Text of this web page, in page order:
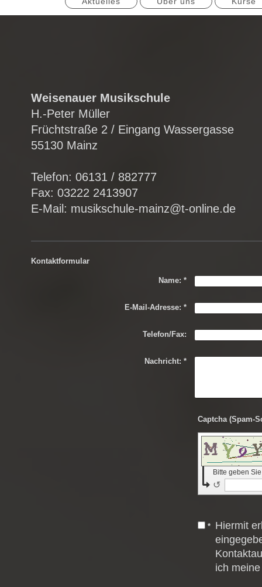
Weisenauer Musikschule
H.-Peter Müller
Früchtstraße 2 / Eingang Wassergasse
55130 Mainz
Telefon: 06131 / 882777
Fax: 03222 2413907
E-Mail: musikschule-mainz@t-online.de
Kontaktformular
Name: *
E-Mail-Adresse: *
Telefon/Fax:
Nachricht: *
Bitte geben
↺
*
Hiermit
ich